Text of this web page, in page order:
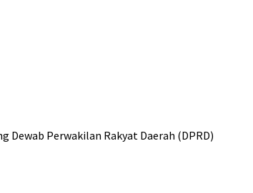
Dewab Perwakilan Rakyat Daerah (DPRD)